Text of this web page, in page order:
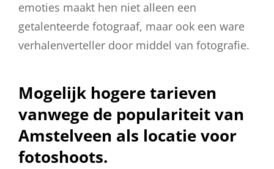
emoties maakt hen niet alleen een
getalenteerde fotograaf, maar ook een ware
verhalenverteller door middel van fotografie.
Mogelijk hogere tarieven
vanwege de populariteit van
Amstelveen als locatie voor
fotoshoots.